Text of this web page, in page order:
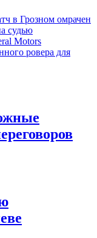
в Грозном омрачен
судью
Motors
ровера для